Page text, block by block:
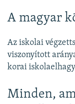
A magyar
Az iskolai
viszonyított
korai
Minden,